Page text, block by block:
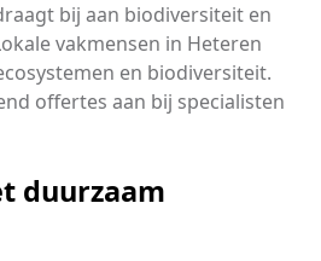
bij aan biodiversiteit en
vakmensen in Heteren
en biodiversiteit.
offertes aan bij specialisten
duurzaam